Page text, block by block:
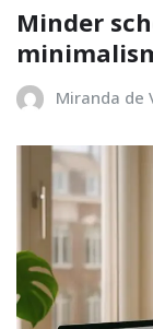
Minder
Miranda de